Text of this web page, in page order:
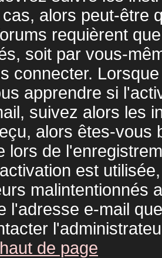
alors peut-être
requièrent
soit par vous-
connecter.
apprendre si
suivez alors les
alors êtes-vous
lors de
est
malintentionnés
l'adresse e-mail
de page